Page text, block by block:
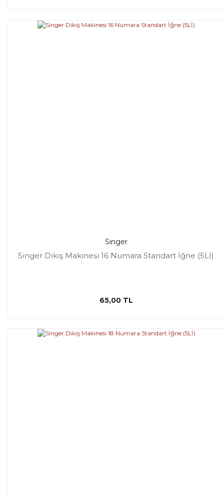
Singer
Singer Dikiş Makinesi 16 Numara Standart İğne (5Lİ)
65,00 TL